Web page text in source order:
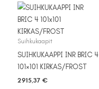
Suihkukaapit
SUIHKUKAAPPI INR BRIC 4
101×101 KIRKAS/FROST
2915,37 €